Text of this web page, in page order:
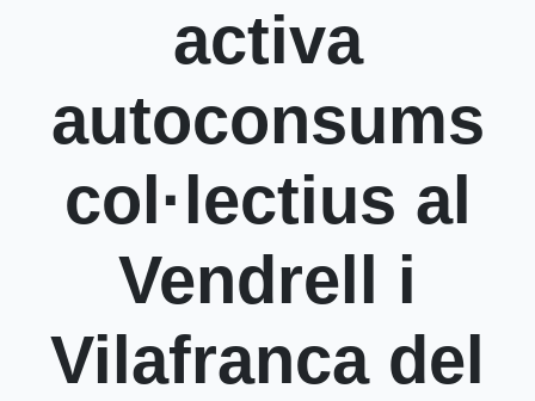
activa
autoconsums
col·lectius al
Vendrell i
Vilafranca del